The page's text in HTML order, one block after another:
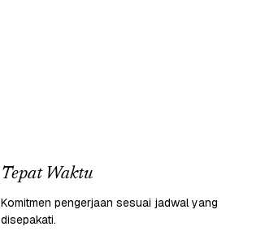
Tepat Waktu
Komitmen pengerjaan sesuai jadwal yang
disepakati.